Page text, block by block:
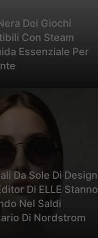
Dei Giochi
Con Steam
Essenziale Per
Da Sole Di Design
Di ELLE Stanno
Nel Saldi
Di Nordstrom